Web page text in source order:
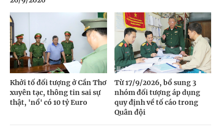
Khởi tố đối tượng ở Cần Thơ
xuyên tạc, thông tin sai sự
thật, 'nổ' có 10 tỷ Euro
Từ 17/9/2026, bổ sung 3
nhóm đối tượng áp dụng
quy định về tố cáo trong
Quân đội